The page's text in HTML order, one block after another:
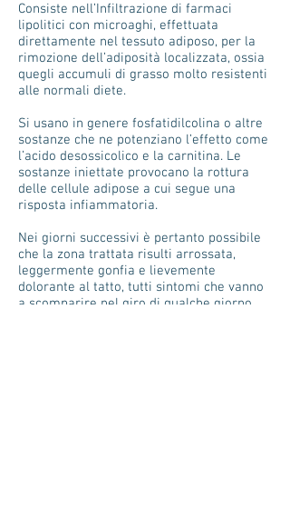
Consiste nell’Infiltrazione di farmaci
lipolitici con microaghi, effettuata
direttamente nel tessuto adiposo, per la
rimozione dell’adiposità localizzata, ossia
quegli accumuli di grasso molto resistenti
alle normali diete.
Si usano in genere fosfatidilcolina o altre
sostanze che ne potenziano l’effetto come
l’acido desossicolico e la carnitina. Le
sostanze iniettate provocano la rottura
delle cellule adipose a cui segue una
risposta infiammatoria.
Nei giorni successivi è pertanto possibile
che la zona trattata risulti arrossata,
leggermente gonfia e lievemente
dolorante al tatto, tutti sintomi che vanno
a scomparire nel giro di qualche giorno.